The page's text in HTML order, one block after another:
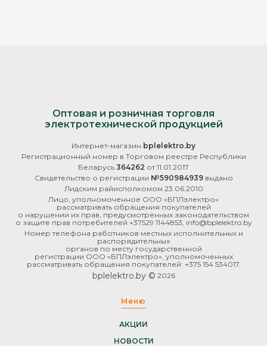
Оптовая и розничная торговля
электротехнической продукцией
Интернет-магазин bplelektro.by
Регистрационный номер в Торговом реестре Республики
Беларусь 364262 от 11.01.2017
Свидетельство о регистрации №590984939выдано
Лидским райисполкомом 23.06.2010
Лицо, уполномоченное ООО «БПЛэлектро»
рассматривать обращения покупателей
о нарушении их прав, предусмотренных законодательством
о защите прав потребителей +37529 1144853, info@bplelektro.by
Номер телефона работников местных исполнительных и
распорядительных
органов по месту государственной
регистрации ООО «БПЛэлектро», уполномоченных
рассматривать обращения покупателей: +375 154 534017.
bplelektro.by © 2026
Меню
АКЦИИ
НОВОСТИ